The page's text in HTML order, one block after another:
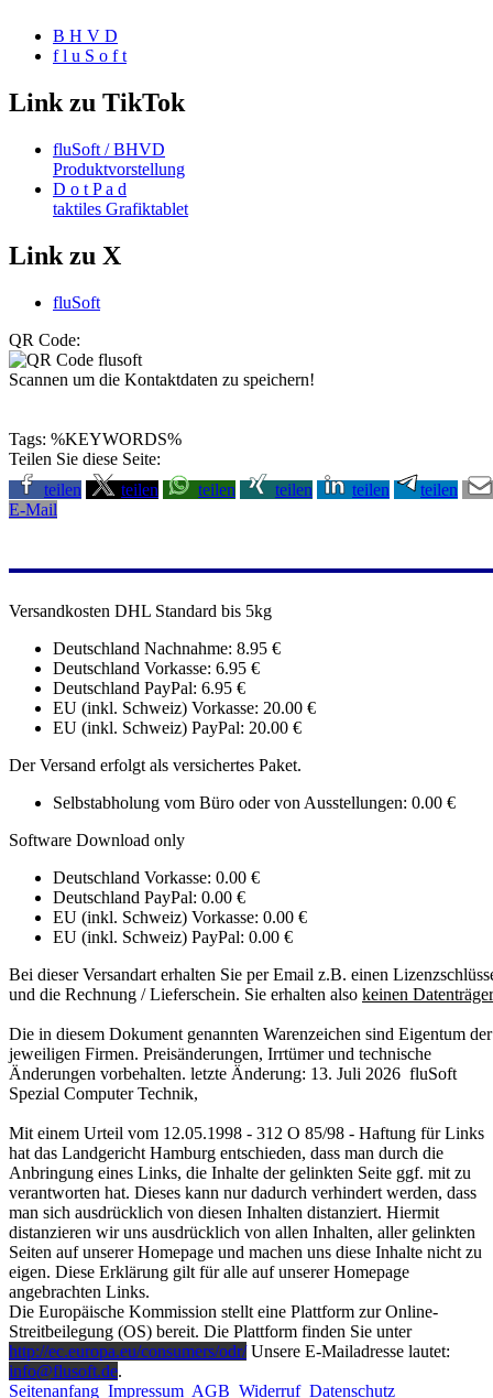
B H V D
f l u S o f t
Link zu TikTok
fluSoft / BHVD
Produktvorstellung
D o t P a d
taktiles Grafiktablet
Link zu X
fluSoft
QR Code:
Scannen um die Kontaktdaten zu speichern!
Tags: %KEYWORDS%
Teilen Sie diese Seite:
teilen
teilen teilen teilen teilen
teilen
E-Mail
Versandkosten DHL Standard bis 5kg
Deutschland Nachnahme: 8.95 €
Deutschland Vorkasse: 6.95 €
Deutschland PayPal: 6.95 €
EU (inkl. Schweiz) Vorkasse: 20.00 €
EU (inkl. Schweiz) PayPal: 20.00 €
Der Versand erfolgt als versichertes Paket.
Selbstabholung vom Büro oder von Ausstellungen: 0.00 €
Software Download only
Deutschland Vorkasse: 0.00 €
Deutschland PayPal: 0.00 €
EU (inkl. Schweiz) Vorkasse: 0.00 €
EU (inkl. Schweiz) PayPal: 0.00 €
Bei dieser Versandart erhalten Sie per Email z.B. einen
und die Rechnung / Lieferschein. Sie erhalten also keinen Datenträger
Die in diesem Dokument genannten Warenzeichen sind Eigentum der
jeweiligen Firmen. Preisänderungen, Irrtümer und technische
Änderungen vorbehalten. letzte Änderung: 13. Juli 2026 fluSoft
Spezial Computer Technik,
Mit einem Urteil vom 12.05.1998 - 312 O 85/98 - Haftung für Links
hat das Landgericht Hamburg entschieden, dass man durch die
Anbringung eines Links, die Inhalte der gelinkten Seite ggf. mit zu
verantworten hat. Dieses kann nur dadurch verhindert werden, dass
man sich ausdrücklich von diesen Inhalten distanziert. Hiermit
distanzieren wir uns ausdrücklich von allen Inhalten, aller gelinkten
Seiten auf unserer Homepage und machen uns diese Inhalte nicht zu
eigen. Diese Erklärung gilt für alle auf unserer Homepage
angebrachten Links.
Die Europäische Kommission stellt eine Plattform zur Online-
Streitbeilegung (OS) bereit. Die Plattform finden Sie unter
http://ec.europa.eu/consumers/odr/Unsere E-Mailadresse lautet:
info@flusoft.de.
Seitenanfang Impressum AGB Widerruf Datenschutz